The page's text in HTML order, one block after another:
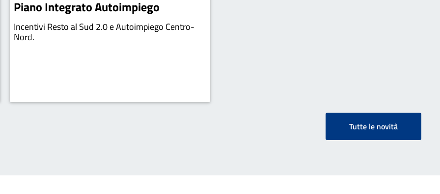
Piano Integrato Autoimpiego
Incentivi Resto al Sud 2.0 e Autoimpiego Centro-
Nord.
Tutte le novità